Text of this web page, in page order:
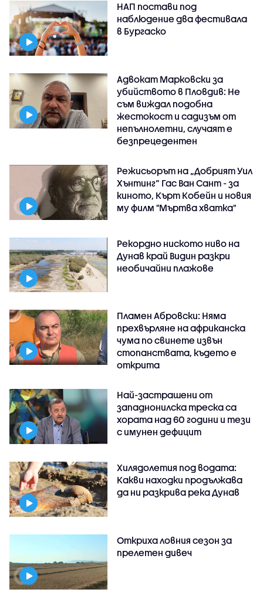
НАП постави под
наблюдение два фестивала
в Бургаско
Адвокат Марковски за
убийството в Пловдив: Не
съм виждал подобна
жестокост и садизъм от
непълнолетни, случаят е
безпрецедентен
Режисьорът на „Добрият Уил
Хънтинг“ Гас Ван Сант - за
киното, Кърт Кобейн и новия
му филм "Мъртва хватка"
Рекордно ниското ниво на
Дунав край Видин разкри
необичайни плажове
Пламен Абровски: Няма
прехвърляне на африканска
чума по свинете извън
стопанствата, където е
открита
Най-застрашени от
западнонилска треска са
хората над 60 години и тези
с имунен дефицит
Хилядолетия под водата:
Какви находки продължава
да ни разкрива река Дунав
Откриха ловния сезон за
прелетен дивеч